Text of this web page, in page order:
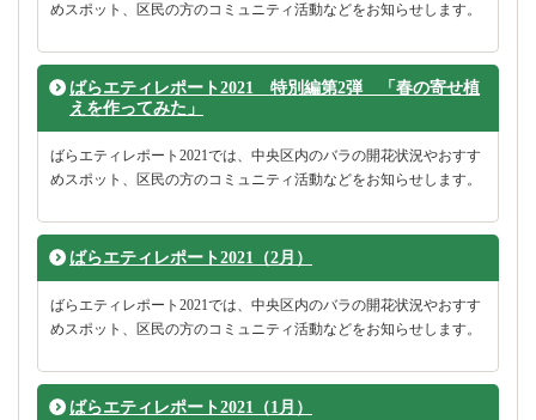
めスポット、区民の方のコミュニティ活動などをお知らせします。
ばらエティレポート2021 特別編第2弾 「春の寄せ植
えを作ってみた」
ばらエティレポート2021では、中央区内のバラの開花状況やおすす
めスポット、区民の方のコミュニティ活動などをお知らせします。
ばらエティレポート2021（2月）
ばらエティレポート2021では、中央区内のバラの開花状況やおすす
めスポット、区民の方のコミュニティ活動などをお知らせします。
ばらエティレポート2021（1月）